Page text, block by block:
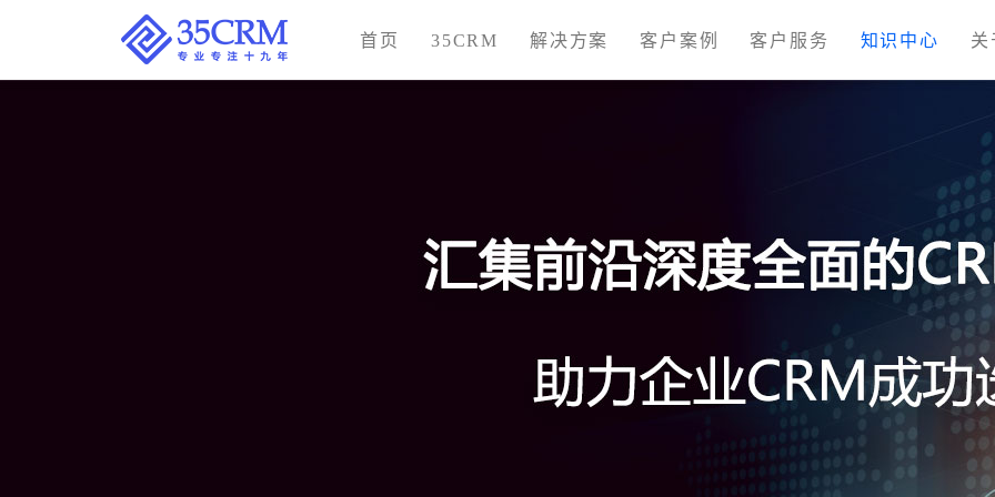
首页 35CRM 解决方案 客户案例 客户服务 知识中心 关